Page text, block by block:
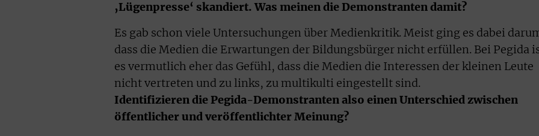
‚Lügenpresse‘ skandiert. Was meinen die Demonstranten damit?
Es gab schon viele Untersuchungen über Medienkritik. Meist ging es dabei
dass die Medien die Erwartungen der Bildungsbürger nicht erfüllen. Bei Pegida
es vermutlich eher das Gefühl, dass die Medien die Interessen der kleinen Leute
nicht vertreten und zu links, zu multikulti eingestellt sind.
Identifizieren die Pegida-Demonstranten also einen Unterschied zwischen
öffentlicher und veröffentlichter Meinung?